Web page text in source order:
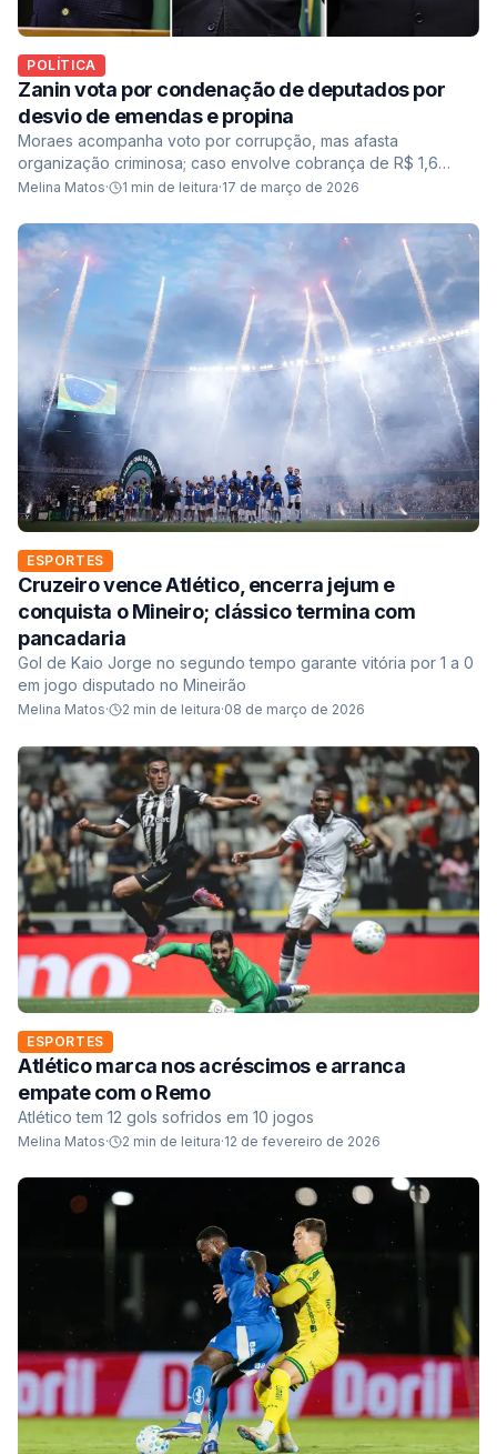
POLÍTICA
Zanin vota por condenação de deputados por
desvio de emendas e propina
Moraes acompanha voto por corrupção, mas afasta
organização criminosa; caso envolve cobrança de R$ 1,6
milhão ligada a recursos da saúde no Maranhão
Melina Matos· 1 min de leitura·17 de março de 2026
ESPORTES
Cruzeiro vence Atlético, encerra jejum e
conquista o Mineiro; clássico termina com
pancadaria
Gol de Kaio Jorge no segundo tempo garante vitória por 1 a 0
em jogo disputado no Mineirão
Melina Matos· 2 min de leitura·08 de março de 2026
ESPORTES
Atlético marca nos acréscimos e arranca
empate com o Remo
Atlético tem 12 gols sofridos em 10 jogos
Melina Matos· 2 min de leitura·12 de fevereiro de 2026